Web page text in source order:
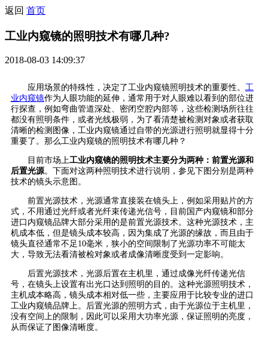
返回 首页
工业内窥镜的照明技术有哪几种?
2018-08-03 14:09:37
应用场景的特殊性，决定了工业内窥镜照明技术的重要性。 工
业内窥镜作为人眼功能的延伸，通常用于对人眼难以看到的部位进
行探查，例如弯曲管道深处、密闭空腔内部等，这些检测场所往往
都没有照明条件，或者光线极弱，为了看清楚被检测对象或者获取
清晰的检测图像，工业内窥镜通过自带的光源进行照明就显得十分
重要了。那么工业内窥镜的照明技术有哪几种？
目前市场上工业内窥镜的照明技术主要分为两种：前置光源和
后置光源。下面对这两种照明技术进行说明，参见下图分别是两种
技术的镜头示意图。
前置光源技术，光源通常直接装在镜头上，例如采用贴片的方
式，不用通过光纤或者光纤束传递光信号，目前国产内窥镜和部分
进口内窥镜品牌大部分采用的是前置光源技术。这种光源技术，主
机成本低，但是镜头成本较高，因为集成了光源的缘故，而且由于
镜头直径通常不足10毫米，狭小的空间限制了光源功率不可能太
大，导致无法看清被检对象或者成像清晰度受到一定影响。
后置光源技术，光源后置在主机里，通过成像光纤传递光信
号，在镜头上设置有出光口达到照明的目的。这种光源照明技术，
主机成本略高，镜头成本相对低一些，主要应用于比较专业的进口
工业内窥镜品牌上。后置光源的照明方式，由于光源位于主机里，
没有空间上的限制，因此可以采用大功率光源，保证照明的亮度，
从而保证了图像清晰度。